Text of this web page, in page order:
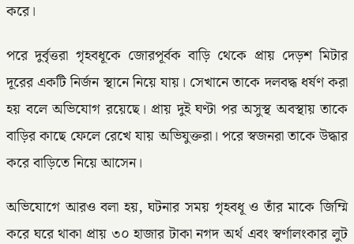
করে।
পরে দুর্বৃত্তরা গৃহবধূকে জোরপূর্বক বাড়ি থেকে প্রায় দেড়শ মিটার
দূরের একটি নির্জন স্থানে নিয়ে যায়। সেখানে তাকে দলবদ্ধ ধর্ষণ করা
হয় বলে অভিযোগ রয়েছে। প্রায় দুই ঘণ্টা পর অসুস্থ অবস্থায় তাকে
বাড়ির কাছে ফেলে রেখে যায় অভিযুক্তরা। পরে স্বজনরা তাকে উদ্ধার
করে বাড়িতে নিয়ে আসেন।
অভিযোগে আরও বলা হয়, ঘটনার সময় গৃহবধূ ও তাঁর মাকে জিম্মি
করে ঘরে থাকা প্রায় ৩০ হাজার টাকা নগদ অর্থ এবং স্বর্ণালংকার লুট